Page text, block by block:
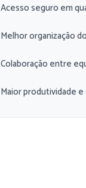
Acesso seguro em
Melhor organização
Colaboração entre
Maior produtividade